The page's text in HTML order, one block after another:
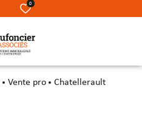
0
Vente pro
Chatellerault